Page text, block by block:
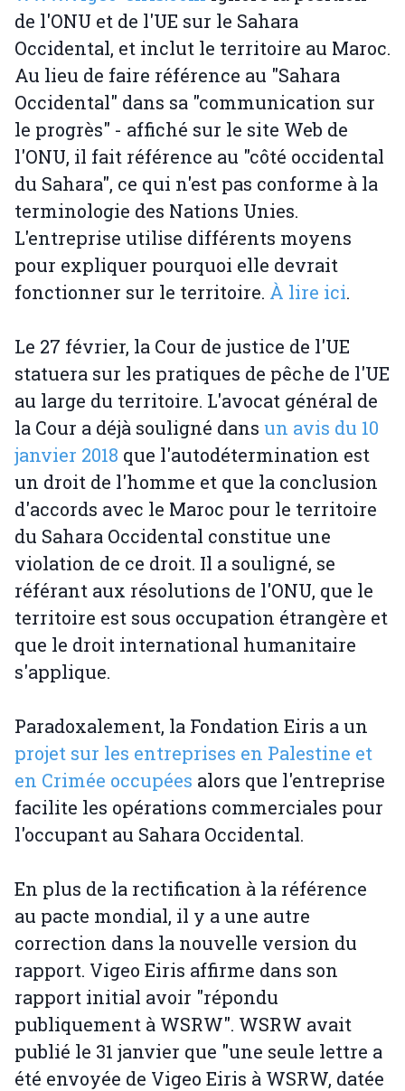
de l'ONU et de l'UE sur le Sahara
Occidental, et inclut le territoire au Maroc.
Au lieu de faire référence au "Sahara
Occidental" dans sa "communication sur
le progrès" - affiché sur le site Web de
l'ONU, il fait référence au "côté occidental
du Sahara", ce qui n'est pas conforme à la
terminologie des Nations Unies.
L'entreprise utilise différents moyens
pour expliquer pourquoi elle devrait
fonctionner sur le territoire. À lire ici.
Le 27 février, la Cour de justice de l'UE
statuera sur les pratiques de pêche de l'UE
au large du territoire. L'avocat général de
la Cour a déjà souligné dans un avis du 10
janvier 2018 que l'autodétermination est
un droit de l'homme et que la conclusion
d'accords avec le Maroc pour le territoire
du Sahara Occidental constitue une
violation de ce droit. Il a souligné, se
référant aux résolutions de l'ONU, que le
territoire est sous occupation étrangère et
que le droit international humanitaire
s'applique.
Paradoxalement, la Fondation Eiris a un
projet sur les entreprises en Palestine et
en Crimée occupées alors que l'entreprise
facilite les opérations commerciales pour
l'occupant au Sahara Occidental.
En plus de la rectification à la référence
au pacte mondial, il y a une autre
correction dans la nouvelle version du
rapport. Vigeo Eiris affirme dans son
rapport initial avoir "répondu
publiquement à WSRW". WSRW avait
publié le 31 janvier que "une seule lettre a
été envoyée de Vigeo Eiris à WSRW, datée